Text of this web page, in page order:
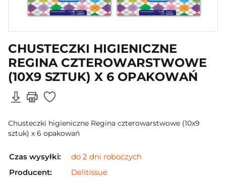
CHUSTECZKI HIGIENICZNE
REGINA CZTEROWARSTWOWE
(10X9 SZTUK) X 6 OPAKOWAŃ
Chusteczki higieniczne Regina czterowarstwowe (10x9
sztuk) x 6 opakowań
Czas wysyłki:
do 2 dni roboczych
Producent:
Delitissue